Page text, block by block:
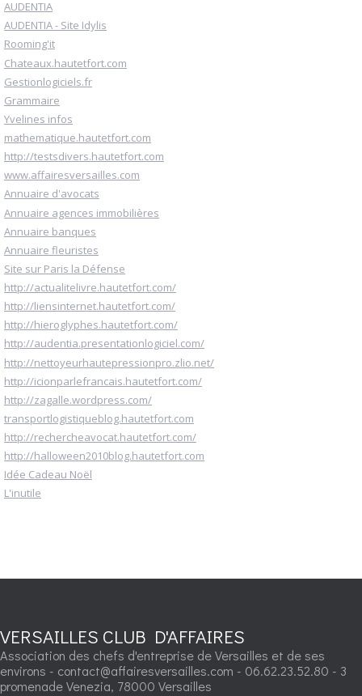
AUDENTIA
AUDENTIA - Site Idylis
Rooming'it
Chateaux.hautetfort.com
Gestionlogiciels.fr
Grammaire
Yvelines infos
mathematique.hautetfort.com
http://testsdivers.hautetfort.com
www.affairesversailles.com
Annuaire d'avocats
Annuaire agences immobilières
Annuaire banques
Annuaire fleuristes
Site sur Paris la Défense
http://actualitelivre.hautetfort.com/
http://liensinternet.hautetfort.com/
http://hieroglyphes.hautetfort.com/
http://audentia.presentationlogiciel.com/
http://nettoyeurhautepressionpro.zlio.net/
http://icionparlefrancais.hautetfort.com/
http://zagalle.wordpress.com/
transportlogistiqueblog.hautetfort.com
http://rechercheavocat.hautetfort.com/
http://halloween2010blog.hautetfort.com
Idée Cadeau Noël
L'inutile
VERSAILLES CLUB D'AFFAIRES
Association des chefs d'entreprise de Versailles et de ses
environs - contact@affairesversailles.com - 06.62.23.52.80 - 3
promenade Venezia, 78000 Versailles